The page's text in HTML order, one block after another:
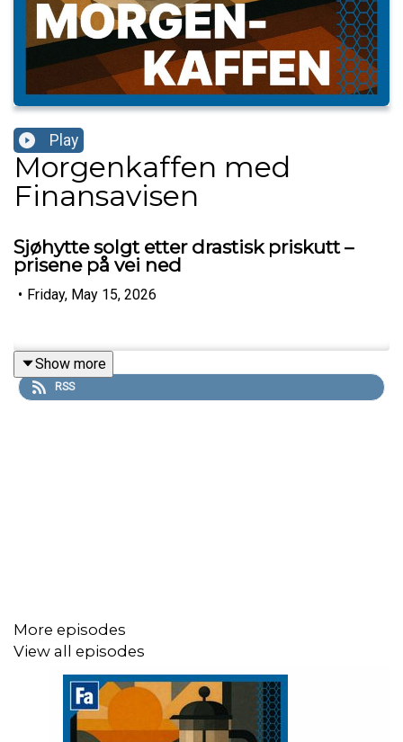
Play
Morgenkaffen med
Finansavisen
Sjøhytte solgt etter drastisk priskutt –
prisene på vei ned
• Friday, May 15, 2026
Show more
RSS
More episodes
View all episodes